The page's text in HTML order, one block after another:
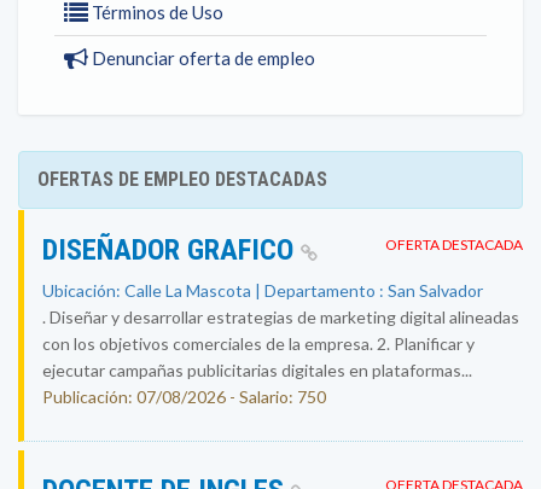
Términos de Uso
Denunciar oferta de empleo
OFERTAS DE EMPLEO DESTACADAS
OFERTA DESTACADA
DISEÑADOR GRAFICO
Ubicación: Calle La Mascota | Departamento : San Salvador
. Diseñar y desarrollar estrategias de marketing digital alineadas
con los objetivos comerciales de la empresa. 2. Planificar y
ejecutar campañas publicitarias digitales en plataformas...
Publicación: 07/08/2026 - Salario: 750
OFERTA DESTACADA